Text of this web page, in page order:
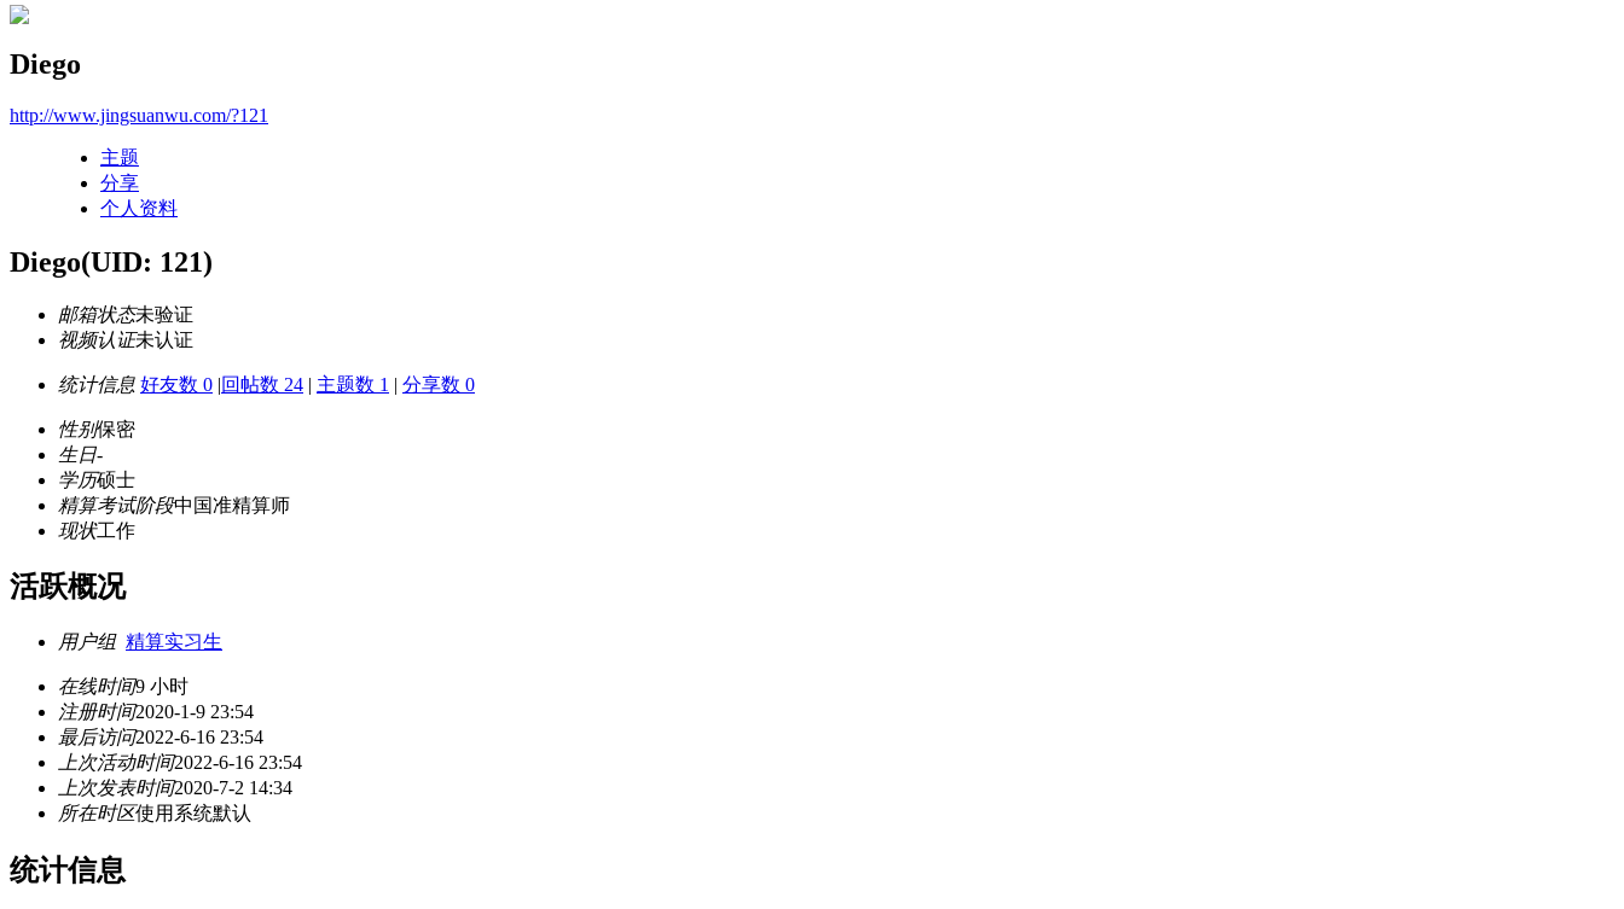
Diego
http://www.jingsuanwu.com/?121
主题
分享
个人资料
Diego(UID: 121)
邮箱状态未验证
视频认证未认证
统计信息 好友数 0 |回帖数 24 | 主题数 1 | 分享数 0
性别保密
生日-
学历硕士
精算考试阶段中国准精算师
现状工作
活跃概况
用户组 精算实习生
在线时间9 小时
注册时间2020-1-9 23:54
最后访问2022-6-16 23:54
上次活动时间2022-6-16 23:54
上次发表时间2020-7-2 14:34
所在时区使用系统默认
统计信息